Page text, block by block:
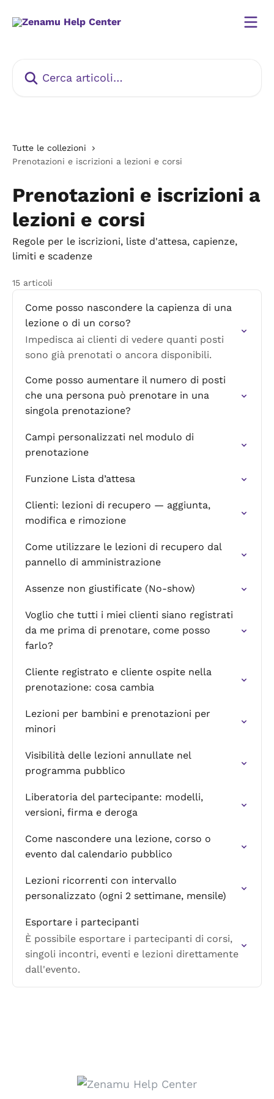
Tutte le collezioni
Prenotazioni e iscrizioni a lezioni e corsi
Prenotazioni e iscrizioni a
lezioni e corsi
Regole per le iscrizioni, liste d'attesa, capienze,
limiti e scadenze
15 articoli
Come posso nascondere la capienza di una
lezione o di un corso?
Impedisca ai clienti di vedere quanti posti
sono già prenotati o ancora disponibili.
Come posso aumentare il numero di posti
che una persona può prenotare in una
singola prenotazione?
Campi personalizzati nel modulo di
prenotazione
Funzione Lista d’attesa
Clienti: lezioni di recupero — aggiunta,
modifica e rimozione
Come utilizzare le lezioni di recupero dal
pannello di amministrazione
Assenze non giustificate (No‑show)
Voglio che tutti i miei clienti siano registrati
da me prima di prenotare, come posso
farlo?
Cliente registrato e cliente ospite nella
prenotazione: cosa cambia
Lezioni per bambini e prenotazioni per
minori
Visibilità delle lezioni annullate nel
programma pubblico
Liberatoria del partecipante: modelli,
versioni, firma e deroga
Come nascondere una lezione, corso o
evento dal calendario pubblico
Lezioni ricorrenti con intervallo
personalizzato (ogni 2 settimane, mensile)
Esportare i partecipanti
È possibile esportare i partecipanti di corsi,
singoli incontri, eventi e lezioni direttamente
dall'evento.